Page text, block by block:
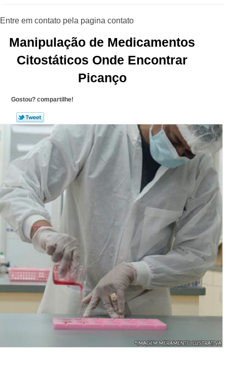
Manipulação de Medicamentos
Citostáticos Onde Encontrar
Picanço
Gostou? compartilhe!